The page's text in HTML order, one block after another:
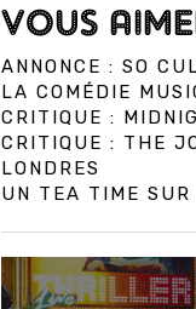
VOUS
ANNONCE : SO
LA COMÉDIE
CRITIQUE :
CRITIQUE : THE
LONDRES
UN TEA TIME SUR